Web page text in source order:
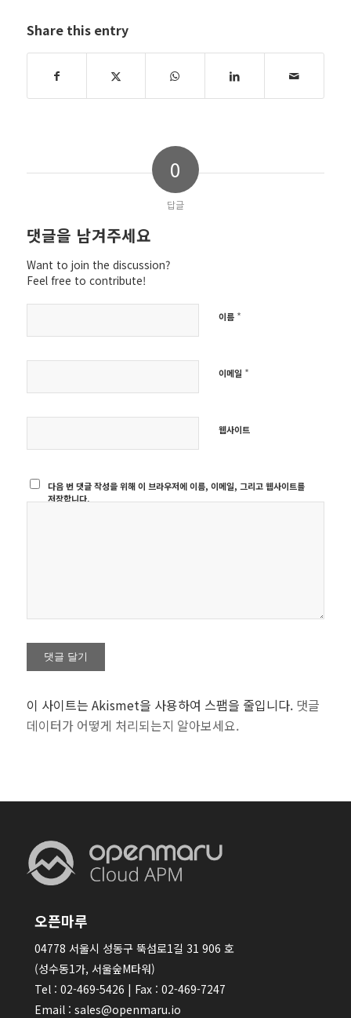
Share this entry
0
답글
댓글을 남겨주세요
Want to join the discussion?
Feel free to contribute!
이름 *
이메일 *
웹사이트
다음 번 댓글 작성을 위해 이 브라우저에 이름, 이메일, 그리고 웹사이트를
저장합니다.
이 사이트는 Akismet을 사용하여 스팸을 줄입니다. 댓글
데이터가 어떻게 처리되는지 알아보세요.
오픈마루
04778 서울시 성동구 뚝섬로1길 31 906 호
(성수동1가, 서울숲M타워)
Tel : 02-469-5426 | Fax : 02-469-7247
Email : sales@openmaru.io